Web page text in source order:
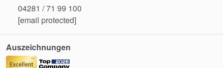
04281 / 71 99 100
[email protected]
Auszeichnungen